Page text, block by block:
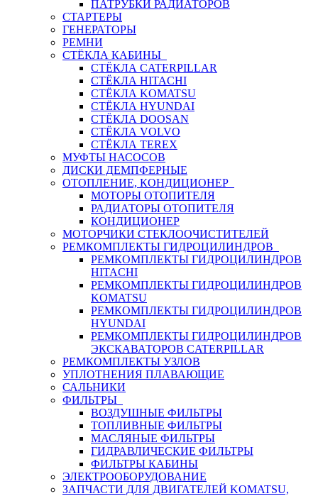
ПАТРУБКИ РАДИАТОРОВ
СТАРТЕРЫ
ГЕНЕРАТОРЫ
РЕМНИ
СТЁКЛА КАБИНЫ
СТЁКЛА CATERPILLAR
СТЁКЛА HITACHI
СТЁКЛА KOMATSU
СТЁКЛА HYUNDAI
СТЁКЛА DOOSAN
СТЁКЛА VOLVO
СТЁКЛА TEREX
МУФТЫ НАСОСОВ
ДИСКИ ДЕМПФЕРНЫЕ
ОТОПЛЕНИЕ, КОНДИЦИОНЕР
МОТОРЫ ОТОПИТЕЛЯ
РАДИАТОРЫ ОТОПИТЕЛЯ
КОНДИЦИОНЕР
МОТОРЧИКИ СТЕКЛООЧИСТИТЕЛЕЙ
РЕМКОМПЛЕКТЫ ГИДРОЦИЛИНДРОВ
РЕМКОМПЛЕКТЫ ГИДРОЦИЛИНДРОВ
HITACHI
РЕМКОМПЛЕКТЫ ГИДРОЦИЛИНДРОВ
KOMATSU
РЕМКОМПЛЕКТЫ ГИДРОЦИЛИНДРОВ
HYUNDAI
РЕМКОМПЛЕКТЫ ГИДРОЦИЛИНДРОВ
ЭКСКАВАТОРОВ CATERPILLAR
РЕМКОМПЛЕКТЫ УЗЛОВ
УПЛОТНЕНИЯ ПЛАВАЮЩИЕ
САЛЬНИКИ
ФИЛЬТРЫ
ВОЗДУШНЫЕ ФИЛЬТРЫ
ТОПЛИВНЫЕ ФИЛЬТРЫ
МАСЛЯНЫЕ ФИЛЬТРЫ
ГИДРАВЛИЧЕСКИЕ ФИЛЬТРЫ
ФИЛЬТРЫ КАБИНЫ
ЭЛЕКТРООБОРУДОВАНИЕ
ЗАПЧАСТИ ДЛЯ ДВИГАТЕЛЕЙ KOMATSU,